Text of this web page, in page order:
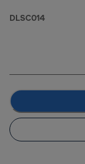
DLSC014